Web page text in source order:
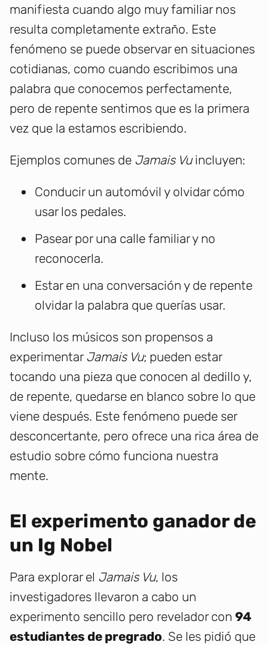
manifiesta cuando algo muy familiar nos
resulta completamente extraño. Este
fenómeno se puede observar en situaciones
cotidianas, como cuando escribimos una
palabra que conocemos perfectamente,
pero de repente sentimos que es la primera
vez que la estamos escribiendo.
Ejemplos comunes de Jamais Vuincluyen:
Conducir un automóvil y olvidar cómo
usar los pedales.
Pasear por una calle familiar y no
reconocerla.
Estar en una conversación y de repente
olvidar la palabra que querías usar.
Incluso los músicos son propensos a
experimentar Jamais Vu; pueden estar
tocando una pieza que conocen al dedillo y,
de repente, quedarse en blanco sobre lo que
viene después. Este fenómeno puede ser
desconcertante, pero ofrece una rica área de
estudio sobre cómo funciona nuestra
mente.
El experimento ganador de
un Ig Nobel
Para explorar el Jamais Vu, los
investigadores llevaron a cabo un
experimento sencillo pero revelador con 94
estudiantes de pregrado. Se les pidió que